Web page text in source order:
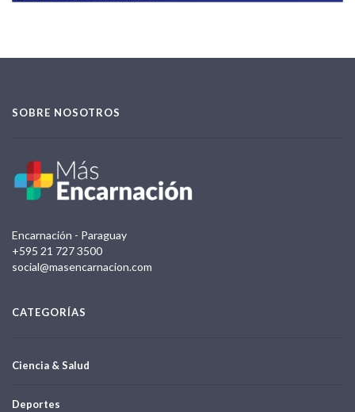
SOBRE NOSOTROS
Encarnación - Paraguay
+595 21 727 3500
social@masencarnacion.com
CATEGORÍAS
Ciencia & Salud
Deportes